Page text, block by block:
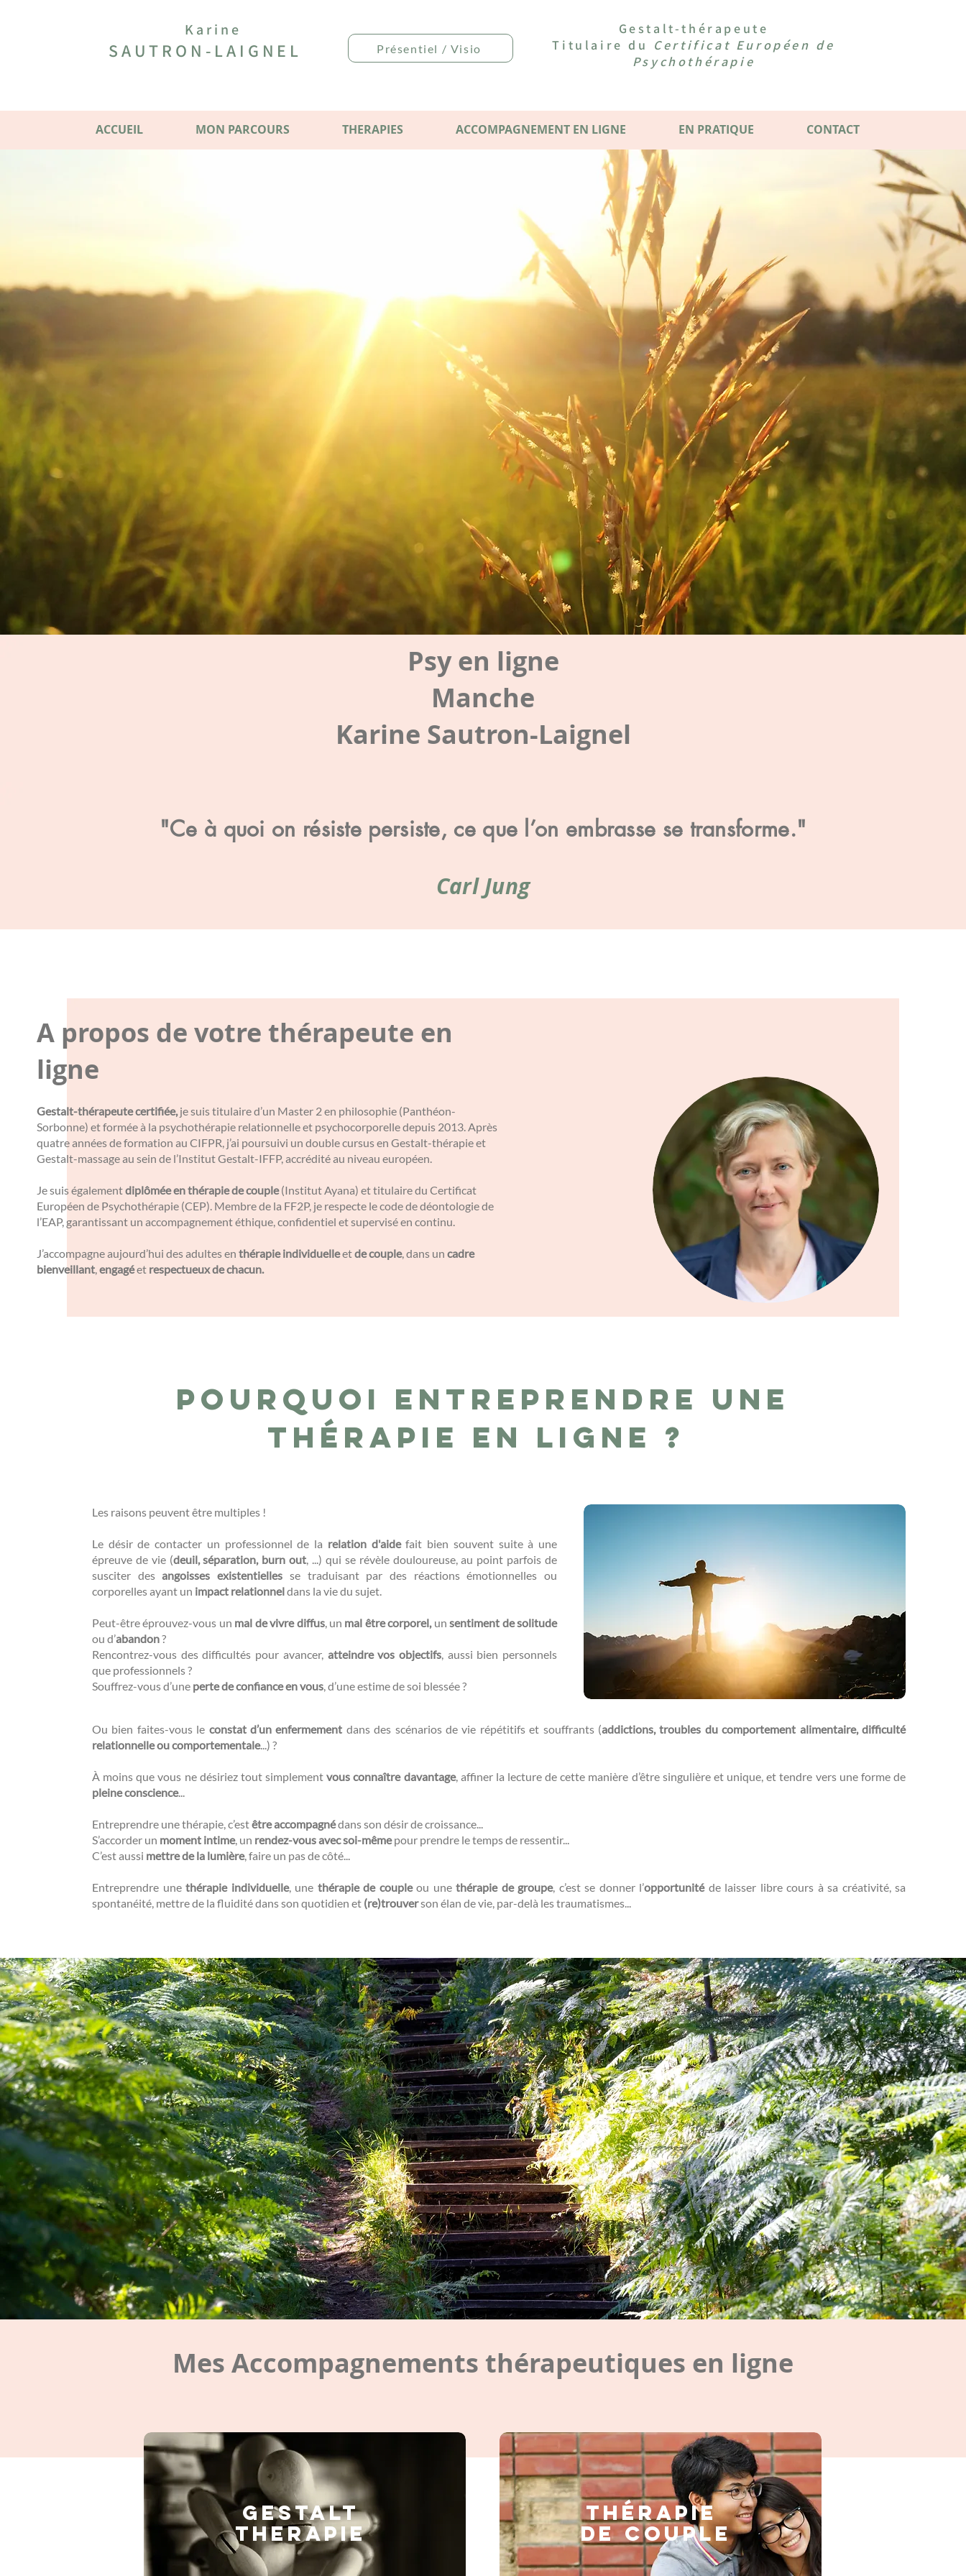
Karine
SAUTRON-LAIGNEL Présentiel / Visio
Gestalt-thérapeute
Titulaire du Certificat Européen de
Psychothérapie
ACCUEIL MON PARCOURS THERAPIES ACCOMPAGNEMENT EN LIGNE EN PRATIQUE CONTACT
Psy en ligne
Manche
Karine Sautron-Laignel
"Ce à quoi on résiste persiste, ce que l’on embrasse se transforme."
Carl Jung
A propos de votre thérapeute en
ligne
Gestalt-thérapeute certifiée,je suis titulaire d’un Master 2 en philosophie (Panthéon-
Sorbonne) et formée à la psychothérapie relationnelle et psychocorporelle depuis 2013. Après
quatre années de formation au CIFPR, j’ai poursuivi un double cursus en Gestalt-thérapie et
Gestalt-massage au sein de l’Institut Gestalt-IFFP, accrédité au niveau européen.
Je suis égalementdiplômée en thérapie de couple(Institut Ayana) et titulaire du Certificat
Européen de Psychothérapie (CEP). Membre de la FF2P, je respecte le code de déontologie de
l’EAP, garantissant un accompagnement éthique, confidentiel et supervisé en continu.
J’accompagne aujourd’hui des adultes en thérapie individuelleetde couple, dans un cadre
bienveillant,engagéet respectueux de chacun.
Pourquoi entreprendre une
thérapie en ligne ?
Les raisons peuvent être multiples !
Le désir de contacter un professionnel de la relation d'aidefait bien souvent suite à une
épreuve de vie (deuil, séparation, burn out, ...) qui se révèle douloureuse, au point parfois de
susciter desangoisses existentielles se traduisant par des réactions émotionnelles ou
corporelles ayant un impact relationneldans la vie du sujet.
Peut-être éprouvez-vous un mal de vivre diffus, un mal être corporel,unsentiment de solitude
ou d’abandon?
Rencontrez-vous des difficultés pour avancer, atteindre vos objectifs, aussi bien personnels
que professionnels ?
Souffrez-vous d’une perte de confiance en vous, d’une estime de soi blessée ?​​
Ou bien faites-vous le constat d’un enfermement dans des scénarios de vie répétitifs et souffrants (addictions, troubles du comportement alimentaire, difficulté
relationnelle ou comportementale...) ?
À moins que vous ne désiriez tout simplementvous connaître davantage, affiner la lecture de cette manière d’être singulière et unique, et tendre vers une forme de
pleine conscience...
Entreprendre une thérapie, c’estêtre accompagnédans son désir de croissance...
S’accorder un moment intime, un rendez-vous avec soi-mêmepour prendre le temps de ressentir...
C’est aussi mettre de la lumière, faire un pas de côté...
Entreprendre une thérapie individuelle, une thérapie de coupleou une thérapie de groupe, c’est se donner l’opportunité de laisser libre cours à sa créativité, sa
spontanéité, mettre de la fluidité dans son quotidien et (re)trouverson élan de vie, par-delà les traumatismes...
Mes Accompagnements thérapeutiques en ligne
GESTALT
THERAPIE
Thérapie
de couple